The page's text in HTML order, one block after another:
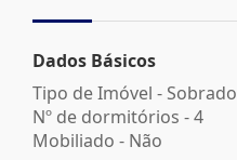
Dados Básicos
Tipo de Imóvel - Sobrado
Nº de dormitórios - 4
Mobiliado - Não